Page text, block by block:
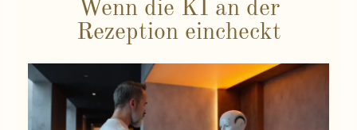
Wenn die KI an der
Rezeption eincheckt